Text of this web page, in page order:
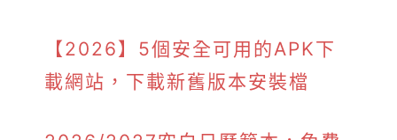
【2026】5個安全可用的APK下
載網站，下載新舊版本安裝檔